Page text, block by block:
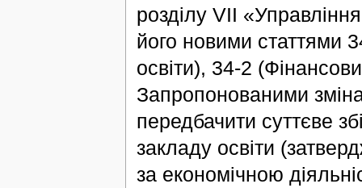
розділу VII
його новими статтями
освіти), 34-2
Запропонованими
передбачити суттєве
закладу освіти
за економічною